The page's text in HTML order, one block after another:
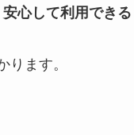
心して利用できる
ります。